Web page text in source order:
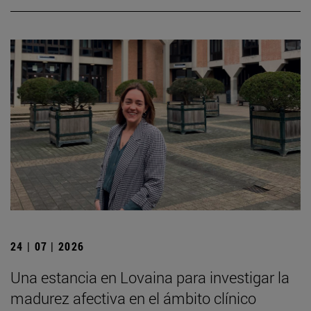
24 | 07 | 2026
Una estancia en Lovaina para investigar la
madurez afectiva en el ámbito clínico